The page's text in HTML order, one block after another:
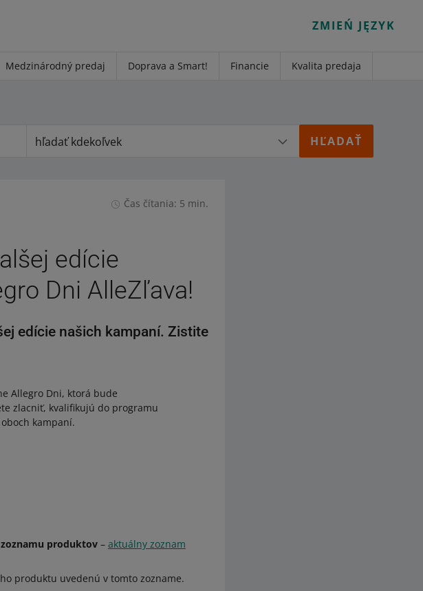
ZMIEŃ JĘZYK
Medzinárodný predaj Doprava a Smart! Financie Kvalita predaja
hľadať kdekoľvek
Čas čítania: 5 min.
edície
Dni AlleZľava!
edície našich kampaní. Zistite
Allegro Dni, ktorá bude
zlacniť, kvalifikujú do programu
kampaní.
zoznamu produktov – aktuálny zoznam
produktu uvedenú v tomto zozname.